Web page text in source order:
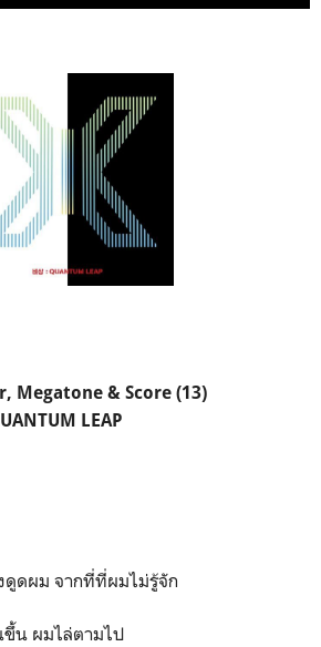
Megatone & Score (13)
LEAP
ดูดผม จากที่ที่ผมไม่รู้จัก
น ผมไล่ตามไป